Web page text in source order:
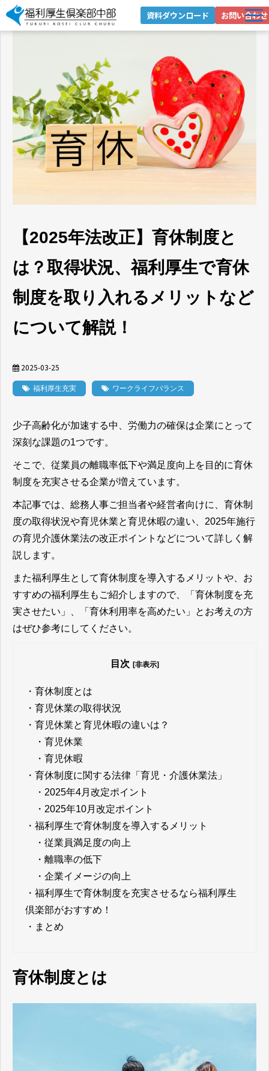
資料ダウンロード お問い合わせ
サービス紹介
導入事例
お役立ちブログ
お役立ち資料
企業情報
【2025年法改正】育休制度と
は？取得状況、福利厚生で育休
制度を取り入れるメリットなど
について解説！
2025-03-25
福利厚生充実 ワークライフバランス
少子高齢化が加速する中、労働力の確保は企業にとって
深刻な課題の1つです。
そこで、従業員の離職率低下や満足度向上を目的に育休
制度を充実させる企業が増えています。
本記事では、総務人事ご担当者や経営者向けに、育休制
度の取得状況や育児休業と育児休暇の違い、2025年施行
の育児介護休業法の改正ポイントなどについて詳しく解
説します。
また福利厚生として育休制度を導入するメリットや、お
すすめの福利厚生もご紹介しますので、「育休制度を充
実させたい」、「育休利用率を高めたい」とお考えの方
はぜひ参考にしてください。
目次 [非表示]
・ 育休制度とは
・ 育児休業の取得状況
・ 育児休業と育児休暇の違いは？
・ 育児休業
・ 育児休暇
・ 育休制度に関する法律「育児・介護休業法」
・ 2025年4月改定ポイント
・ 2025年10月改定ポイント
・ 福利厚生で育休制度を導入するメリット
・ 従業員満足度の向上
・ 離職率の低下
・ 企業イメージの向上
・ 福利厚生で育休制度を充実させるなら福利厚生
倶楽部がおすすめ！
・ まとめ
育休制度とは